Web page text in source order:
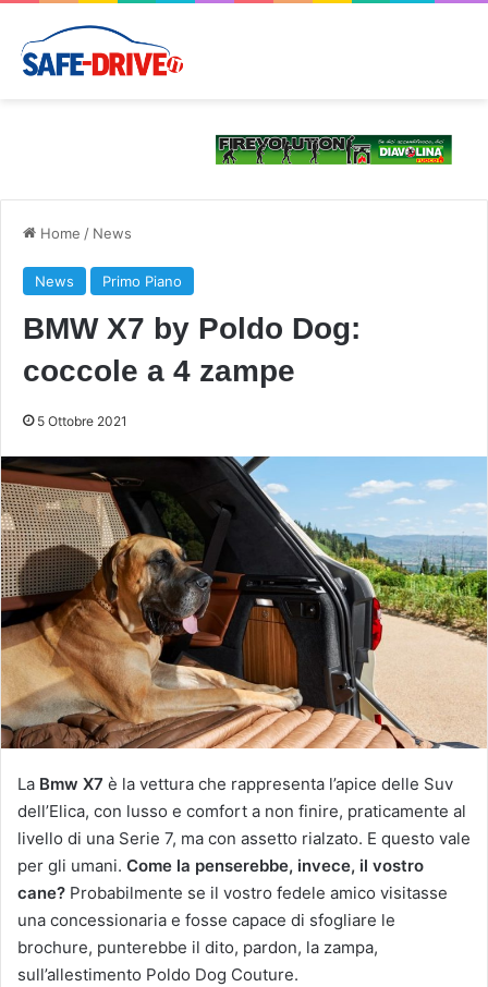
Home / News
News Primo Piano
BMW X7 by Poldo Dog:
coccole a 4 zampe
5 Ottobre 2021
La Bmw X7 è la vettura che rappresenta l’apice delle Suv
dell’Elica, con lusso e comfort a non finire, praticamente al
livello di una Serie 7, ma con assetto rialzato. E questo vale
per gli umani. Come la penserebbe, invece, il vostro
cane? Probabilmente se il vostro fedele amico visitasse
una concessionaria e fosse capace di sfogliare le
brochure, punterebbe il dito, pardon, la zampa,
sull’allestimento Poldo Dog Couture.